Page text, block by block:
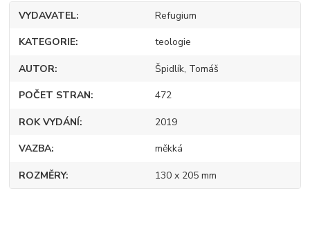
VYDAVATEL Refugium
KATEGORIE teologie
AUTOR Špidlík, Tomáš
POČET STRAN 472
ROK VYDÁNÍ 2019
VAZBA měkká
ROZMĚRY 130 x 205 mm